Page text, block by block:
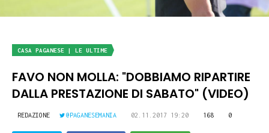
CASA PAGANESE | LE ULTIME
FAVO NON MOLLA: "DOBBIAMO RIPARTIRE
DALLA PRESTAZIONE DI SABATO" (VIDEO)
REDAZIONE @PAGANESEMANIA 02.11.2017 19:20 168 0